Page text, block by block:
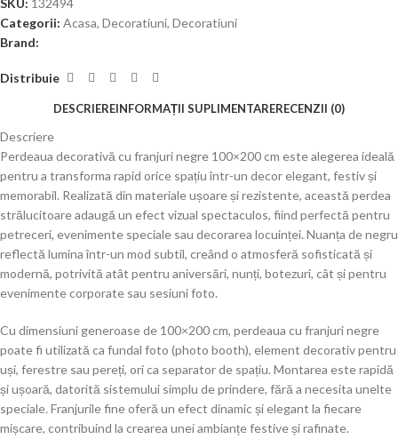
SKU: 132494
Categorii: Acasa, Decoratiuni, Decoratiuni
Brand:
Distribuie
DESCRIEREINFORMAȚII SUPLIMENTARERECENZII (0)
Descriere
Perdeaua decorativă cu franjuri negre 100×200 cm este alegerea ideală
pentru a transforma rapid orice spațiu într-un decor elegant, festiv și
memorabil. Realizată din materiale ușoare și rezistente, această perdea
strălucitoare adaugă un efect vizual spectaculos, fiind perfectă pentru
petreceri, evenimente speciale sau decorarea locuinței. Nuanța de negru
reflectă lumina într-un mod subtil, creând o atmosferă sofisticată și
modernă, potrivită atât pentru aniversări, nunți, botezuri, cât și pentru
evenimente corporate sau sesiuni foto.
Cu dimensiuni generoase de 100×200 cm, perdeaua cu franjuri negre
poate fi utilizată ca fundal foto (photo booth), element decorativ pentru
uși, ferestre sau pereți, ori ca separator de spațiu. Montarea este rapidă
și ușoară, datorită sistemului simplu de prindere, fără a necesita unelte
speciale. Franjurile fine oferă un efect dinamic și elegant la fiecare
mișcare, contribuind la crearea unei ambianțe festive și rafinate.